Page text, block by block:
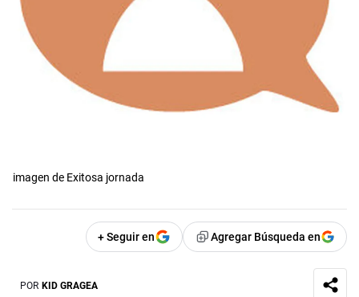
imagen de Exitosa jornada
+ Seguir en Agregar Búsqueda en
POR KID GRAGEA